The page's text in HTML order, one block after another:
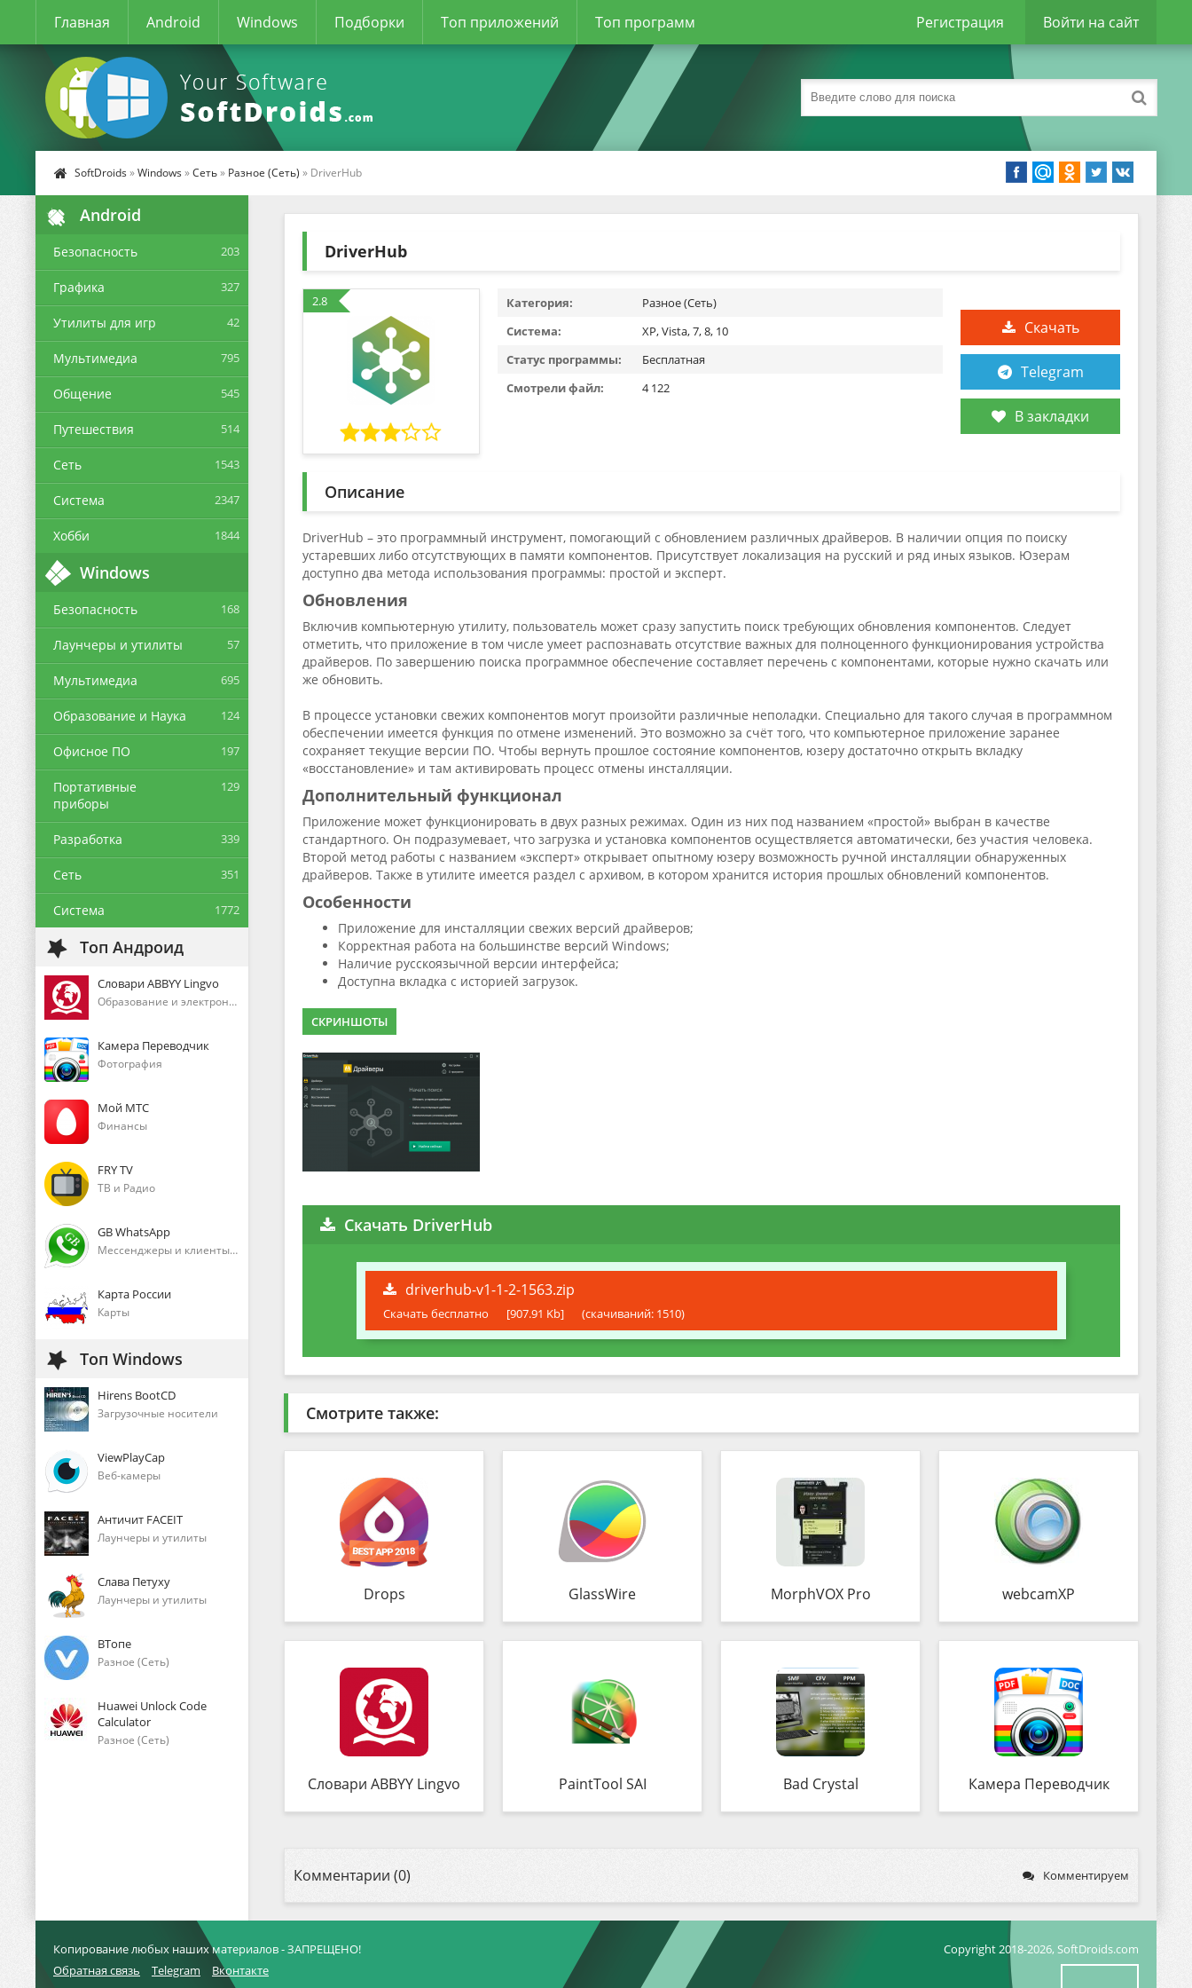
Главная Android Windows Подборки Топ приложений Топ программ Регистрация Войти на сайт
SoftDroids »Windows »Сеть» Разное (Сеть) » DriverHub
Android
Безопасность 203
Графика 327
Утилиты для игр 42
Мультимедиа 795
Общение 545
Путешествия 514
Сеть 1543
Система 2347
Хобби 1844
Windows
Безопасность 168
Лаунчеры и утилиты 57
Мультимедиа 695
Образование и Наука 124
Офисное ПО 197
Портативные
приборы
129
Разработка 339
Сеть 351
Система 1772
Топ Андроид
Словари ABBYY Lingvo
Образование и электронные книги
Камера Переводчик
Фотография
Мой МТС
Финансы
FRY TV
ТВ и Радио
GB WhatsApp
Мессенджеры и клиенты голосового общения
Карта России
Карты
Топ Windows
Hirens BootCD
Загрузочные носители
ViewPlayCap
Веб-камеры
Античит FACEIT
Лаунчеры и утилиты
Слава Петуху
Лаунчеры и утилиты
ВТопе
Разное (Сеть)
Huawei Unlock Code
Calculator
Разное (Сеть)
DriverHub
2.8
Скачать
Telegram
В закладки
Категория:
Разное (Сеть)
Система:
XP, Vista, 7, 8, 10
Статус программы:
Бесплатная
Смотрели файл:
4 122
Описание
DriverHub – это программный инструмент, помогающий с обновлением различных драйверов. В наличии опция по поиску
устаревших либо отсутствующих в памяти компонентов. Присутствует локализация на русский и ряд иных языков. Юзерам
доступно два метода использования программы: простой и эксперт.
Обновления
Включив компьютерную утилиту, пользователь может сразу запустить поиск требующих обновления компонентов. Следует
отметить, что приложение в том числе умеет распознавать отсутствие важных для полноценного функционирования устройства
драйверов. По завершению поиска программное обеспечение составляет перечень с компонентами, которые нужно скачать или
же обновить.
В процессе установки свежих компонентов могут произойти различные неполадки. Специально для такого случая в программном
обеспечении имеется функция по отмене изменений. Это возможно за счёт того, что компьютерное приложение заранее
сохраняет текущие версии ПО. Чтобы вернуть прошлое состояние компонентов, юзеру достаточно открыть вкладку
«восстановление» и там активировать процесс отмены инсталляции.
Дополнительный функционал
Приложение может функционировать в двух разных режимах. Один из них под названием «простой» выбран в качестве
стандартного. Он подразумевает, что загрузка и установка компонентов осуществляется автоматически, без участия человека.
Второй метод работы с названием «эксперт» открывает опытному юзеру возможность ручной инсталляции обнаруженных
драйверов. Также в утилите имеется раздел с архивом, в котором хранится история прошлых обновлений компонентов.
Особенности
Приложение для инсталляции свежих версий драйверов;
Корректная работа на большинстве версий Windows;
Наличие русскоязычной версии интерфейса;
Доступна вкладка с историей загрузок.
СКРИНШОТЫ
Скачать DriverHub
driverhub-v1-1-2-1563.zip
Скачать бесплатно [907.91 Kb] (cкачиваний: 1510)
Смотрите также:
Drops GlassWire MorphVOX Pro webcamXP
Словари ABBYY Lingvo PaintTool SAI Bad Crystal Камера Переводчик
Комментарии (0) Комментируем
Копирование любых наших материалов - ЗАПРЕЩЕНО!
Обратная связь
Telegram Вконтакте
Copyright 2018-2026, SoftDroids.com